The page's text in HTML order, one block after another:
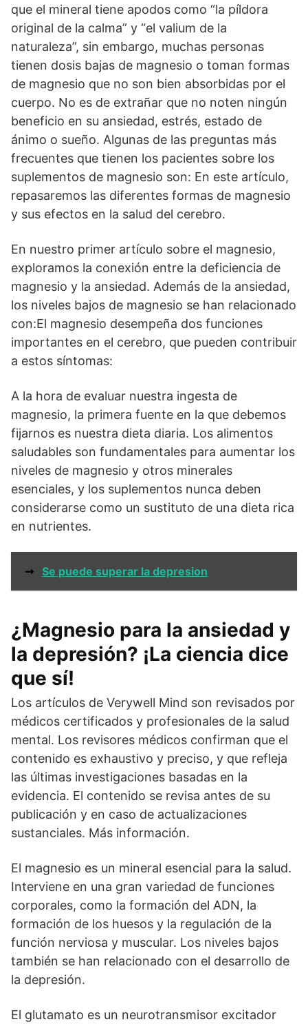
que el mineral tiene apodos como “la píldora
original de la calma” y “el valium de la
naturaleza”, sin embargo, muchas personas
tienen dosis bajas de magnesio o toman formas
de magnesio que no son bien absorbidas por el
cuerpo. No es de extrañar que no noten ningún
beneficio en su ansiedad, estrés, estado de
ánimo o sueño. Algunas de las preguntas más
frecuentes que tienen los pacientes sobre los
suplementos de magnesio son: En este artículo,
repasaremos las diferentes formas de magnesio
y sus efectos en la salud del cerebro.
En nuestro primer artículo sobre el magnesio,
exploramos la conexión entre la deficiencia de
magnesio y la ansiedad. Además de la ansiedad,
los niveles bajos de magnesio se han relacionado
con:El magnesio desempeña dos funciones
importantes en el cerebro, que pueden contribuir
a estos síntomas:
A la hora de evaluar nuestra ingesta de
magnesio, la primera fuente en la que debemos
fijarnos es nuestra dieta diaria. Los alimentos
saludables son fundamentales para aumentar los
niveles de magnesio y otros minerales
esenciales, y los suplementos nunca deben
considerarse como un sustituto de una dieta rica
en nutrientes.
➞ Se puede superar la depresion
¿Magnesio para la ansiedad y
la depresión? ¡La ciencia dice
que sí!
Los artículos de Verywell Mind son revisados por
médicos certificados y profesionales de la salud
mental. Los revisores médicos confirman que el
contenido es exhaustivo y preciso, y que refleja
las últimas investigaciones basadas en la
evidencia. El contenido se revisa antes de su
publicación y en caso de actualizaciones
sustanciales. Más información.
El magnesio es un mineral esencial para la salud.
Interviene en una gran variedad de funciones
corporales, como la formación del ADN, la
formación de los huesos y la regulación de la
función nerviosa y muscular. Los niveles bajos
también se han relacionado con el desarrollo de
la depresión.
El glutamato es un neurotransmisor excitador